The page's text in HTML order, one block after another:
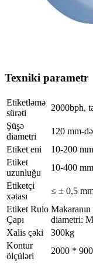
Texniki parametr
Etiketləmə
sürəti
2000bph,
Şüşə
diametri
120 mm-
Etiket eni
10-200 mm
Etiket
uzunluğu
10-400 mm
Etiketçi
xətası
≤ ± 0,5
Etiket Rulo
Çapı
diametri:
Xalis çəki
300kg
Kontur
ölçüləri
2000 *